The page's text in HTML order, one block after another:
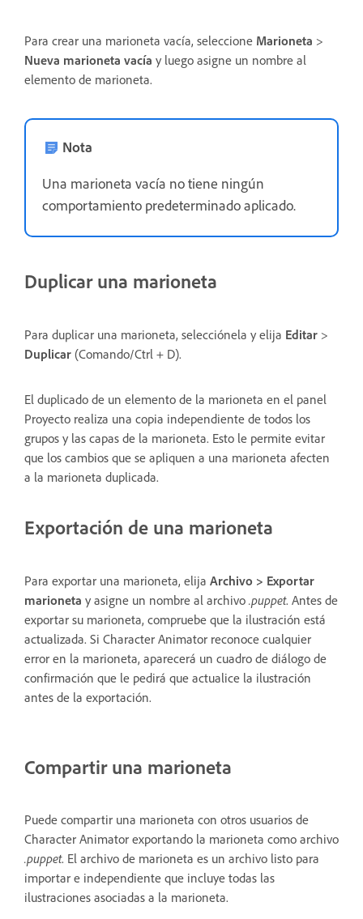
Para crear una marioneta vacía, seleccione Marioneta >
Nueva marioneta vacía y luego asigne un nombre al
elemento de marioneta.
Nota
Una marioneta vacía no tiene ningún
comportamiento predeterminado aplicado.
Duplicar una marioneta
Para duplicar una marioneta, selecciónela y elija Editar >
Duplicar (Comando/Ctrl + D).
El duplicado de un elemento de la marioneta en el panel
Proyecto realiza una copia independiente de todos los
grupos y las capas de la marioneta. Esto le permite evitar
que los cambios que se apliquen a una marioneta afecten
a la marioneta duplicada.
Exportación de una marioneta
Para exportar una marioneta, elija Archivo > Exportar
marioneta y asigne un nombre al archivo .puppet. Antes de
exportar su marioneta, compruebe que la ilustración está
actualizada. Si Character Animator reconoce cualquier
error en la marioneta, aparecerá un cuadro de diálogo de
confirmación que le pedirá que actualice la ilustración
antes de la exportación.
Compartir una marioneta
Puede compartir una marioneta con otros usuarios de
Character Animator exportando la marioneta como archivo
.puppet. El archivo de marioneta es un archivo listo para
importar e independiente que incluye todas las
ilustraciones asociadas a la marioneta.